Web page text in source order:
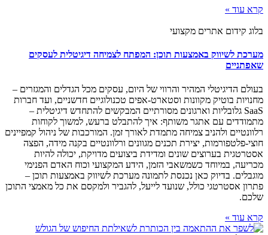
קרא עוד »
בלוג קידום אתרים מקצועי
מערכת לשיווק באמצעות תוכן: המפתח לצמיחה דיגיטלית לעסקים
שאפתניים
בעולם הדיגיטלי המהיר והרווי של היום, עסקים מכל הגדלים והמגזרים –
מחנויות בוטיק מקוונות וסטארט-אפים טכנולוגיים חדשניים, ועד חברות
SaaS גלובליות וארגונים מסורתיים המבקשים להתחדש דיגיטלית –
מתמודדים עם אתגר משותף: איך להתבלט ברעש, למשוך לקוחות
רלוונטיים ולהניב צמיחה מתמדת לאורך זמן. המורכבות של ניהול קמפיינים
חוצי-פלטפורמות, יצירת תכנים מגוונים ורלוונטיים בקנה מידה, הפצה
אסטרטגית בערוצים שונים ומדידת ביצועים מדויקת, יכולה להיות
מכריעה, במיוחד כשמשאבי הזמן, הידע המקצועי וכוח האדם הפנימי
מוגבלים. בדיוק כאן נכנסת לתמונה מערכת לשיווק באמצעות תוכן –
פתרון אסטרטגי כולל, שנועד לייעל, להגביר ולמקסם את כל מאמצי התוכן
שלכם.
קרא עוד »